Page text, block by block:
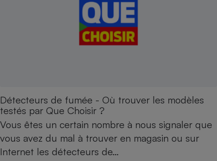
Détecteurs de fumée - Où trouver les modèles
testés par Que Choisir ?
Vous êtes un certain nombre à nous signaler que
vous avez du mal à trouver en magasin ou sur
Internet les détecteurs de…